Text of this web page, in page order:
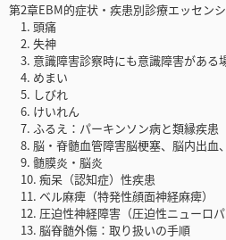
第2章EBM的症状・疾患別診療エッセン
1. 頭痛
2. 失神
3. 意識障害診察時にも意識障害がある
4. めまい
5. しびれ
6. けいれん
7. ふるえ：パーキンソン病と類縁疾患
8. 脳・脊髄血管障害脳梗塞、脳内出血
9. 髄膜炎・脳炎
10. 痴呆（認知症）性疾患
11. ベル麻痺（特発性顔面神経麻痺）
12. 圧迫性神経障害（圧迫性ニューロパ
13. 脳脊髄外傷：取り扱いの手順